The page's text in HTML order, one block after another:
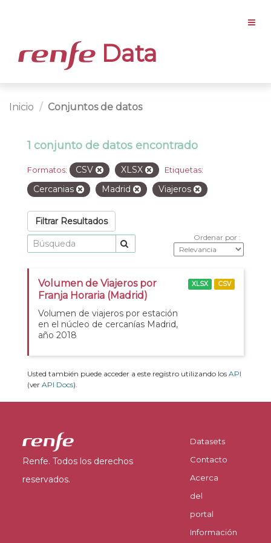
Data
Inicio Conjuntos de datos
1 conjunto de datos encontrado
Formatos: CSV XLSX Etiquetas:
Cercanias Madrid Viajeros
Filtrar Resultados
Ordenar por
Volumen de Viajeros por
Franja Horaria (Madrid)
Volumen de viajeros por estación
en el núcleo de cercanías Madrid,
año 2018
XLSX CSV
Usted también puede acceder a este registro utilizando los API
(ver API Docs).
Renfe. Todos los derechos
reservados.
Datasets
Contacto
Acerca
del
portal
Información